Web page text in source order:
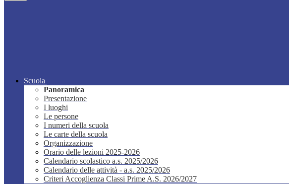
Scuola
Panoramica
Presentazione
I luoghi
Le persone
I numeri della scuola
Le carte della scuola
Organizzazione
Orario delle lezioni 2025-2026
Calendario scolastico a.s. 2025/2026
Calendario delle attività - a.s. 2025/2026
Criteri Accoglienza Classi Prime A.S. 2026/2027